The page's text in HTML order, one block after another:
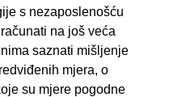
s nezaposlenošću
na još veća
saznati mišljenje
mjera, o
su mjere pogodne